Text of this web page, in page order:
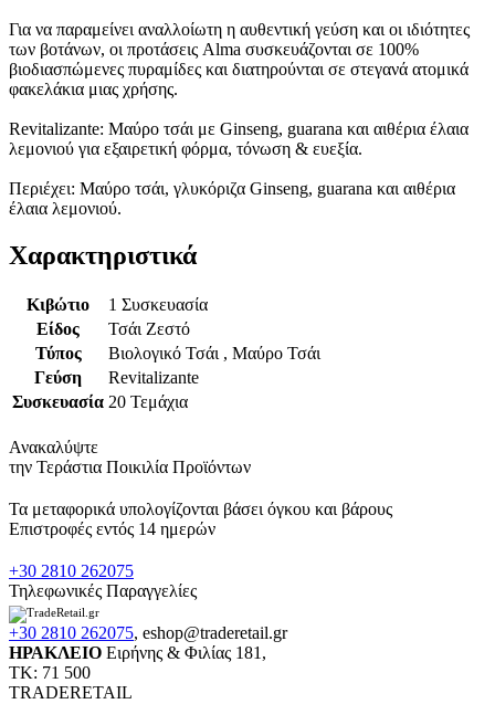
Για να παραμείνει αναλλοίωτη η αυθεντική γεύση και οι ιδιότητες
των βοτάνων, οι προτάσεις Alma συσκευάζονται σε 100%
βιοδιασπώμενες πυραμίδες και διατηρούνται σε στεγανά ατομικά
φακελάκια μιας χρήσης.
Revitalizante: Μαύρο τσάι με Ginseng, guarana και αιθέρια έλαια
λεμονιού για εξαιρετική φόρμα, τόνωση & ευεξία.
Περιέχει: Μαύρο τσάι, γλυκόριζα Ginseng, guarana και αιθέρια
έλαια λεμονιού.
Χαρακτηριστικά
Κιβώτιο
1 Συσκευασία
Είδος
Τσάι Ζεστό
Τύπος
Βιολογικό Τσάι , Μαύρο Τσάι
Γεύση
Revitalizante
Συσκευασία 20 Τεμάχια
Ανακαλύψτε
την Τεράστια Ποικιλία Προϊόντων
Τα μεταφορικά υπολογίζονται βάσει όγκου και βάρους
Επιστροφές εντός 14 ημερών
+30 2810 262075
Τηλεφωνικές Παραγγελίες
+30 2810 262075, eshop@traderetail.gr
ΗΡΑΚΛΕΙΟ Ειρήνης & Φιλίας 181,
ΤΚ: 71 500
TRADERETAIL